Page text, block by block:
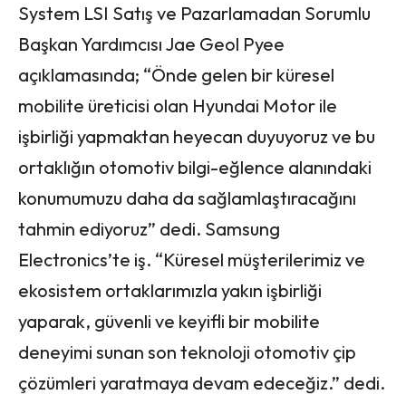
System LSI Satış ve Pazarlamadan Sorumlu
Başkan Yardımcısı Jae Geol Pyee
açıklamasında; “Önde gelen bir küresel
mobilite üreticisi olan Hyundai Motor ile
işbirliği yapmaktan heyecan duyuyoruz ve bu
ortaklığın otomotiv bilgi-eğlence alanındaki
konumumuzu daha da sağlamlaştıracağını
tahmin ediyoruz” dedi. Samsung
Electronics’te iş. “Küresel müşterilerimiz ve
ekosistem ortaklarımızla yakın işbirliği
yaparak, güvenli ve keyifli bir mobilite
deneyimi sunan son teknoloji otomotiv çip
çözümleri yaratmaya devam edeceğiz.” dedi.